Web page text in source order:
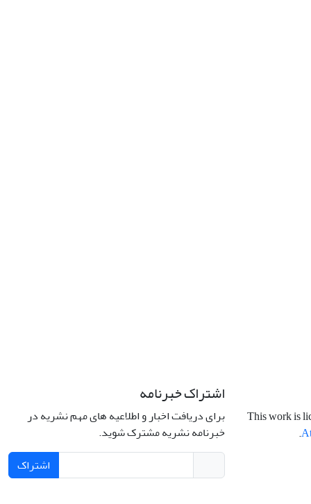
This work is
.
اشتراک خبرنامه
برای دریافت اخبار و اطلاعیه های مهم نشریه در
خبرنامه نشریه مشترک شوید.
اشتراک